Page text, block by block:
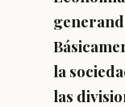
la
las